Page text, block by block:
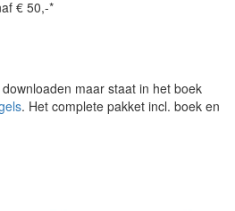
€ 50,-*
maar staat in het boek
. Het complete pakket incl. boek en